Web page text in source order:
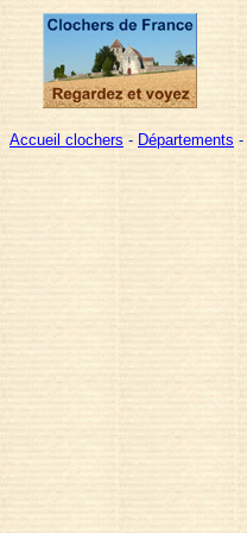
Accueil clochers - Départements -